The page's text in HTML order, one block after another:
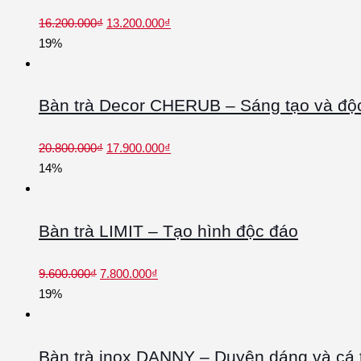
16.200.000₫ 13.200.000₫
19%
Bàn trà Decor CHERUB – Sáng tạo và
20.800.000₫ 17.900.000₫
14%
Bàn trà LIMIT – Tạo hình độc đáo
9.600.000₫ 7.800.000₫
19%
Bàn trà inox DANNY – Duyên dáng và cá